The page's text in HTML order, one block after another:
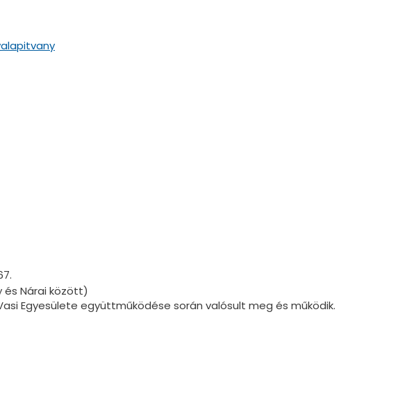
és Nárai között)
Egyesülete együttműködése során valósult meg és működik.